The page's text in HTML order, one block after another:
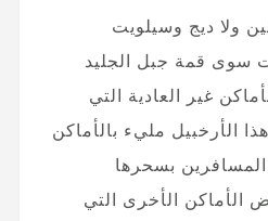
ولا ديج وسيلويت
سوى قمة جبل الجليد
غير العادية التي
الأرخبيل مليء بالأماكن
بسحرها
الأماكن الأخرى التي